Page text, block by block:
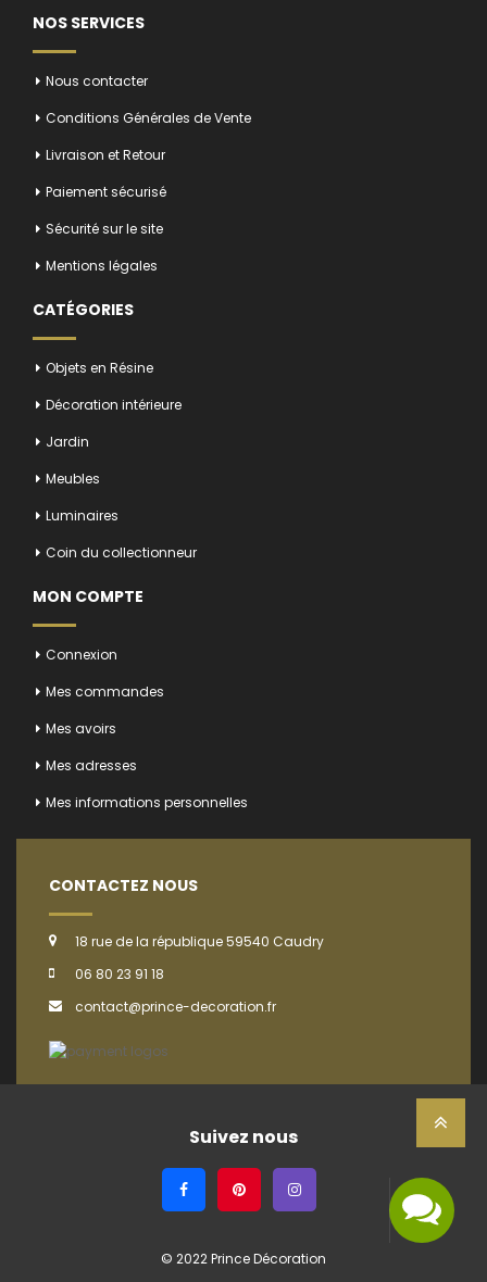
NOS SERVICES
Nous contacter
Conditions Générales de Vente
Livraison et Retour
Paiement sécurisé
Sécurité sur le site
Mentions légales
CATÉGORIES
Objets en Résine
Décoration intérieure
Jardin
Meubles
Luminaires
Coin du collectionneur
MON COMPTE
Connexion
Mes commandes
Mes avoirs
Mes adresses
Mes informations personnelles
CONTACTEZ NOUS
18 rue de la république 59540 Caudry
06 80 23 91 18
contact@prince-decoration.fr
Suivez nous
© 2022 Prince Décoration